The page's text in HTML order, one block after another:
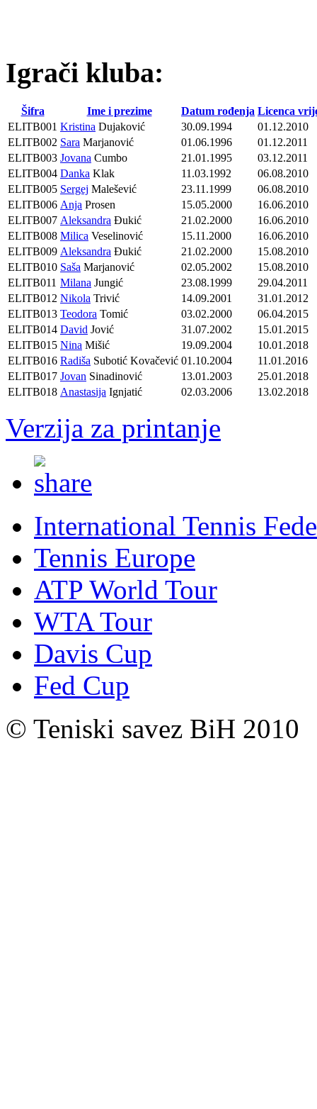
Igrači kluba:
Šifra Ime i prezime Datum rođenja Licenca
ELITB001 Kristina Dujaković 30.09.1994
01.12.2010
ELITB002 Sara Marjanović 01.06.1996
01.12.2011
ELITB003 Jovana Cumbo 21.01.1995
03.12.2011
ELITB004 Danka Klak 11.03.1992
06.08.2010
ELITB005 Sergej Malešević 23.11.1999
06.08.2010
ELITB006 Anja Prosen 15.05.2000
16.06.2010
ELITB007 Aleksandra Đukić 21.02.2000
16.06.2010
ELITB008 Milica Veselinović 15.11.2000
16.06.2010
ELITB009 Aleksandra Đukić 21.02.2000
15.08.2010
ELITB010 Saša Marjanović 02.05.2002
15.08.2010
ELITB011 Milana Jungić 23.08.1999
29.04.2011
ELITB012 Nikola Trivić 14.09.2001
31.01.2012
ELITB013 Teodora Tomić 03.02.2000
06.04.2015
ELITB014 David Jović 31.07.2002
15.01.2015
ELITB015 Nina Mišić 19.09.2004
10.01.2018
ELITB016 Radiša Subotić Kovačević 01.10.2004
11.01.2016
ELITB017 Jovan Sinadinović 13.01.2003
25.01.2018
ELITB018 Anastasija Ignjatić 02.03.2006 13.02.2018
Verzija za printanje
International Tennis
Tennis Europe
ATP World Tour
WTA Tour
Davis Cup
Fed Cup
© Teniski savez BiH 2010